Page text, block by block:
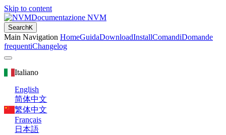
Skip to content
Documentazione NVM
SearchK
Main Navigation HomeGuidaDownloadInstallComandiDomande
frequentiChangelog
Italiano
English
简体中文
繁体中文
Français
日本語